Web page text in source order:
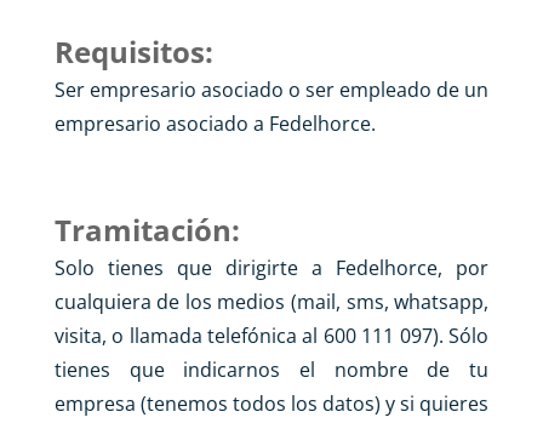
Requisitos:
Ser empresario asociado o ser empleado de un
empresario asociado a Fedelhorce.
Tramitación:
Solo tienes que dirigirte a Fedelhorce, por
cualquiera de los medios (mail, sms, whatsapp,
visita, o llamada telefónica al 600 111 097). Sólo
tienes que indicarnos el nombre de tu
empresa (tenemos todos los datos) y si quieres